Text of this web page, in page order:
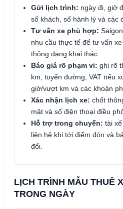
Gửi lịch trình: ngày đi, giờ
số khách, số hành lý và các
Tư vấn xe phù hợp:
nhu cầu thực tế để tư vấn
thông đang khai thác.
Báo giá rõ phạm vi: ghi rõ
km, tuyến đường, VAT nếu
giờ/vượt km và các khoản
Xác nhận lịch xe: chốt
mặt và số điện thoại điều
Hỗ trợ trong chuyến: tài
liên hệ khi tới điểm đón và
đổi.
LỊCH TRÌNH MẪU THUÊ
TRONG NGÀY